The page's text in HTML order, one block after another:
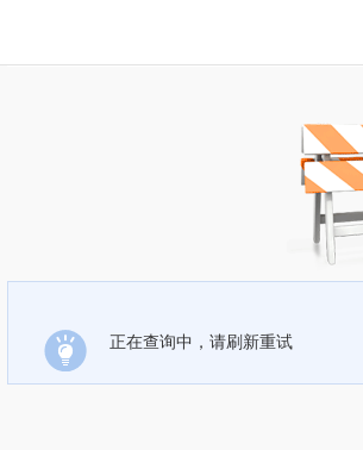
正在查询中，请刷新重试